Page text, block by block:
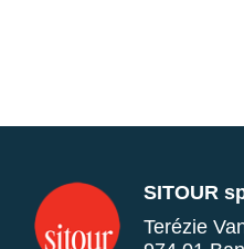
SITOUR
Terézie